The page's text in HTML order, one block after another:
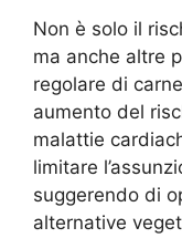
Non è solo il
ma anche altre
regolare di
aumento del
malattie
limitare
suggerendo di
alternative